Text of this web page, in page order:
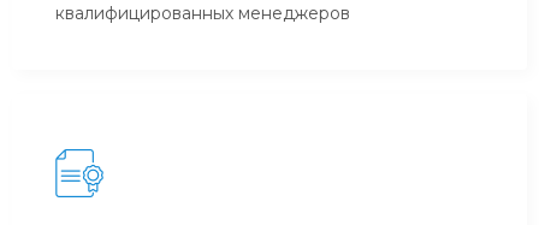
квалифицированных менеджеров